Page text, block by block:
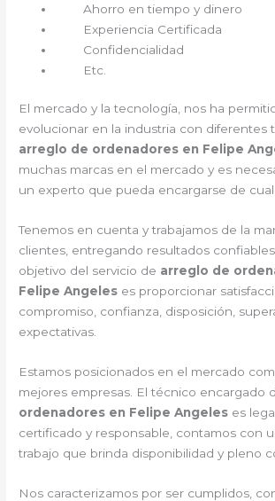
Ahorro en tiempo y dinero
Experiencia Certificada
Confidencialidad
Etc.
El mercado y la tecnología, nos ha
evolucionar en la industria con diferentes
arreglo de ordenadores en Felipe
muchas marcas en el mercado y es
un experto que pueda encargarse de
Tenemos en cuenta y trabajamos de la
clientes, entregando resultados
objetivo del servicio de arreglo de
Felipe Angeles es proporcionar
compromiso, confianza, disposición,
expectativas.
Estamos posicionados en el mercado
mejores empresas. El técnico encargado
ordenadores en Felipe Angeles es
certificado y responsable, contamos con
trabajo que brinda disponibilidad y pleno
Nos caracterizamos por ser cumplidos,